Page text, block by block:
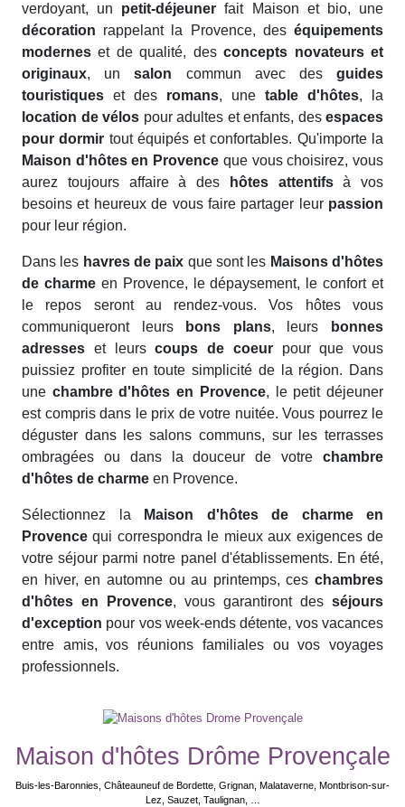
verdoyant, un petit-déjeuner fait Maison et bio, une
décoration rappelant la Provence, des équipements
modernes et de qualité, desconcepts novateurs et
originaux, unsalon commun avec desguides
touristiques et des romans, une table d'hôtes, la
location de vélos pour adultes et enfants, des espaces
pour dormir tout équipés et confortables. Qu'importe la
Maison d'hôtes en Provence que vous choisirez, vous
aurez toujours affaire à des
hôtes attentifsà vos
besoins et heureux de vous faire partager leur passion
pour leur région.
Dans les havres de paix que sont les Maisons d'hôtes
de charmeen Provence, le dépaysement, le confort et
le repos seront au rendez-vous. Vos hôtes vous
communiqueront leurs
bons plans, leurs
bonnes
adresses et leurscoups de coeurpour que vous
puissiez profiter en toute simplicité de la région. Dans
une chambre d'hôtes en Provence, le petit déjeuner
est compris dans le prix de votre nuitée. Vous pourrez le
déguster dans les salons communs, sur les terrasses
ombragées ou dans la douceur de votre chambre
d'hôtes de charme en Provence.
Sélectionnez la
Maison d'hôtes de charme en
Provence qui correspondra le mieux aux exigences de
votre séjour parmi notre panel d'établissements. En été,
en hiver, en automne ou au printemps, ces chambres
d'hôtes en Provence, vous garantiront des séjours
d'exception pour vos week-ends détente, vos vacances
entre amis, vos réunions familiales ou vos voyages
professionnels.
Maison d'hôtes Drôme Provençale
Buis-les-Baronnies, Châteauneuf de Bordette, Grignan, Malataverne, Montbrison-sur-
Lez, Sauzet, Taulignan, …